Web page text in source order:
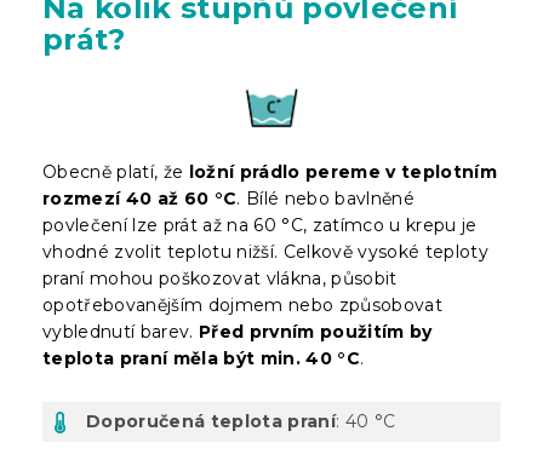
Na kolik stupňů povlečení
prát?
Obecně platí, že ložní prádlo pereme v teplotním
rozmezí 40 až 60 °C. Bílé nebo bavlněné
povlečení lze prát až na 60 °C, zatímco u krepu je
vhodné zvolit teplotu nižší. Celkově vysoké teploty
praní mohou poškozovat vlákna, působit
opotřebovanějším dojmem nebo způsobovat
vyblednutí barev. Před prvním použitím by
teplota praní měla být min. 40 °C.
Doporučená teplota praní: 40 °C